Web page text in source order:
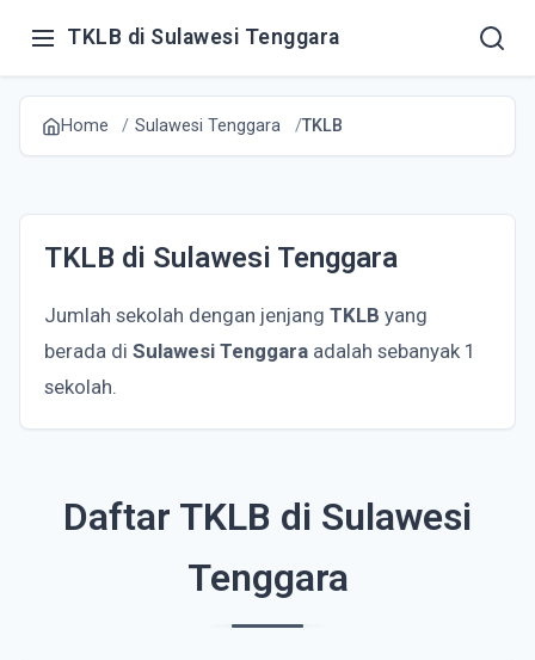
TKLB di Sulawesi Tenggara
Home Sulawesi Tenggara TKLB
TKLB di Sulawesi Tenggara
Jumlah sekolah dengan jenjang TKLB yang
berada di Sulawesi Tenggara adalah sebanyak 1
sekolah.
Daftar TKLB di Sulawesi
Tenggara